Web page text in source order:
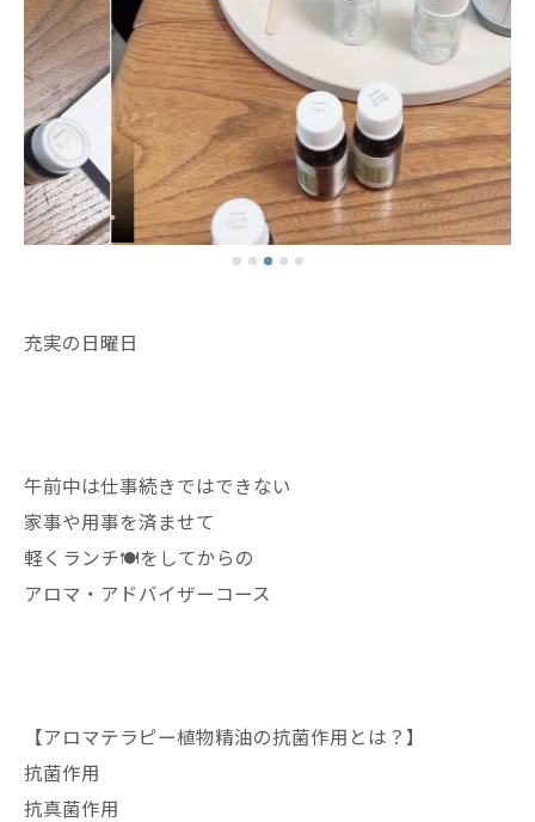
充実の日曜日
午前中は仕事続きではできない
家事や用事を済ませて
軽くランチ🍽️をしてからの
アロマ・アドバイザーコース
【アロマテラピー植物精油の抗菌作用とは？】
抗菌作用
抗真菌作用